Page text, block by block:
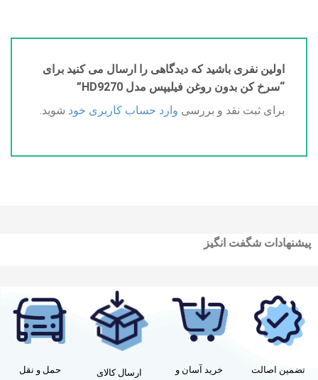
اولین نفری باشید که دیدگاهی را ارسال می کنید برای
“سرخ کن بدون روغن فیلیپس مدل HD9270”
برای ثبت نقد و بررسی وارد حساب کاربری خود شوید.
پیشنهادات شگفت انگیز
تضمین اصالت
خرید آسان و
ارسال کالای
حمل و نقل